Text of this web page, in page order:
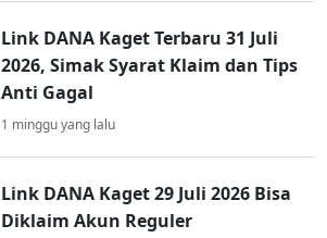
Link DANA Kaget Terbaru 31 Juli
2026, Simak Syarat Klaim dan Tips
Anti Gagal
1 minggu yang lalu
Link DANA Kaget 29 Juli 2026 Bisa
Diklaim Akun Reguler